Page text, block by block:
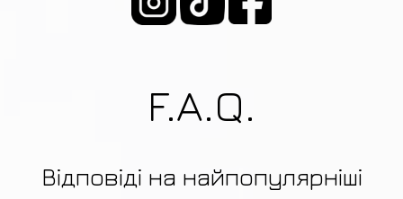
F.A.Q.
Відповіді на найпопулярніші